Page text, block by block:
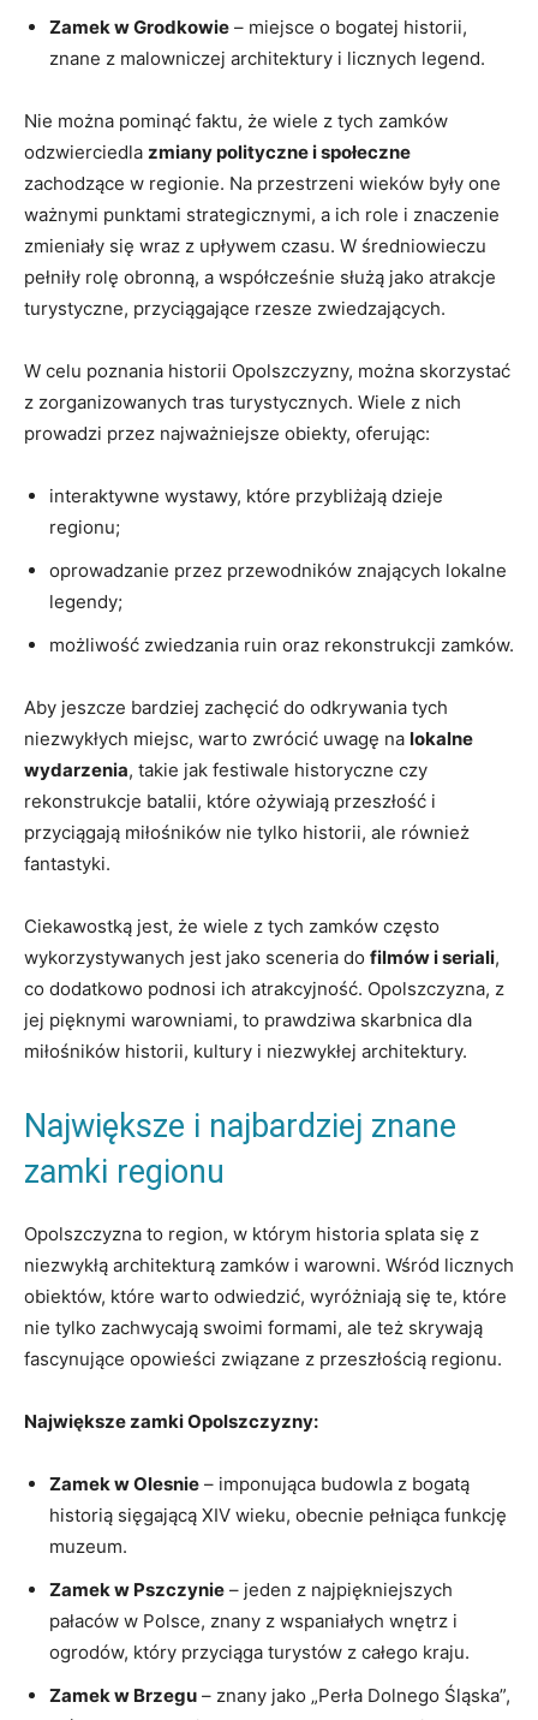
Zamek w⁢ Grodkowie – miejsce o bogatej historii,⁣
znane z malowniczej architektury ‌i licznych legend.
Nie można pominąć faktu, że‍ wiele ⁤z tych zamków​
odzwierciedla zmiany polityczne i społeczne
‌zachodzące w ⁢regionie. Na przestrzeni wieków ⁢były one
⁣ważnymi punktami strategicznymi, a‌ ich role‍ i znaczenie
zmieniały się wraz z upływem czasu. W średniowieczu
pełniły rolę obronną, ⁤a współcześnie‌ służą⁢ jako atrakcje
turystyczne,‌ przyciągające rzesze zwiedzających.
W‌ celu poznania historii Opolszczyzny, można skorzystać
z zorganizowanych ⁣tras ⁤turystycznych. Wiele​ z‌ nich
prowadzi przez najważniejsze​ obiekty, oferując:
interaktywne wystawy, które przybliżają dzieje
regionu;
oprowadzanie⁣ przez przewodników ‌znających lokalne
legendy;
możliwość⁢ zwiedzania ruin oraz rekonstrukcji zamków.
Aby jeszcze bardziej zachęcić do odkrywania tych
‍niezwykłych miejsc, ‍warto zwrócić uwagę⁣ na lokalne
wydarzenia, takie jak ⁣festiwale historyczne ⁢czy
rekonstrukcje ⁢batalii, które ożywiają przeszłość i
przyciągają miłośników nie tylko historii, ale ⁤również
fantastyki.
Ciekawostką jest, że wiele z tych zamków‍ często
wykorzystywanych jest jako sceneria‌ do filmów i seriali,
co dodatkowo podnosi ich atrakcyjność. Opolszczyzna, z⁤
jej​ pięknymi warowniami, to prawdziwa skarbnica dla​
miłośników historii, kultury i niezwykłej⁣ architektury.
Największe i​ najbardziej‍ znane
zamki regionu
Opolszczyzna to region, w​ którym historia ⁢splata się ⁣z
niezwykłą architekturą zamków i warowni. Wśród licznych
obiektów, które warto ⁤odwiedzić, wyróżniają się ⁤te, które
nie ⁢tylko zachwycają⁤ swoimi formami, ⁢ale też skrywają
fascynujące opowieści związane z przeszłością regionu.
Największe zamki Opolszczyzny:
Zamek w Olesnie – imponująca budowla z bogatą
‍historią sięgającą XIV wieku, obecnie pełniąca funkcję‌
muzeum.
Zamek‌ w⁣ Pszczynie – jeden z⁢ najpiękniejszych
pałaców w‍ Polsce, znany z wspaniałych wnętrz ⁤i
ogrodów, który przyciąga​ turystów z całego kraju.
Zamek w Brzegu – znany ⁤jako „Perła⁢ Dolnego Śląska”,​